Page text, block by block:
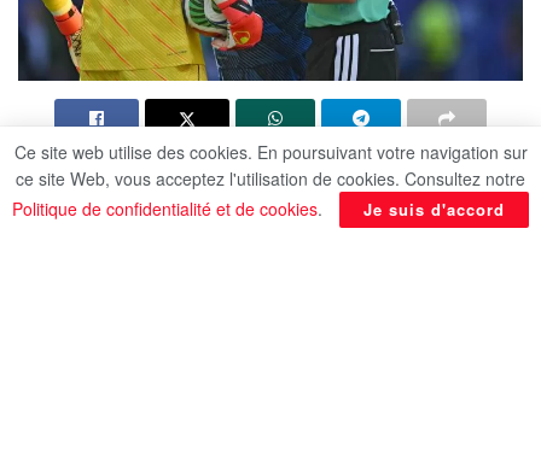
Venue à bout du Paraguay très rugueux (1-0),
l’équipe de France s’est qualifiée pour les quarts
Ce site web utilise des cookies. En poursuivant votre navigation sur
ce site Web, vous acceptez l'utilisation de cookies. Consultez notre
Politique de confidentialité et de cookies. Je suis d'accord